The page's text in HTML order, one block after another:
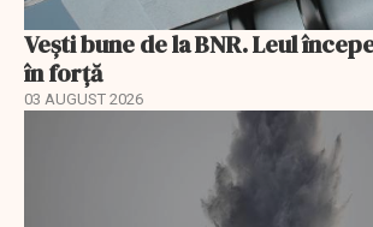
Vești bune de la BNR. Leul
în forță
03 AUGUST 2026